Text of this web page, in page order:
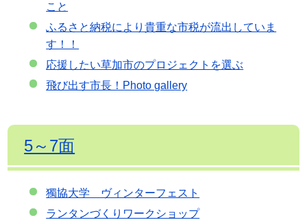
こと
ふるさと納税により貴重な市税が流出していま
す！！
応援したい草加市のプロジェクトを選ぶ
飛び出す市長！Photo gallery
5～7面
獨協大学 ヴィンターフェスト
ランタンづくりワークショップ